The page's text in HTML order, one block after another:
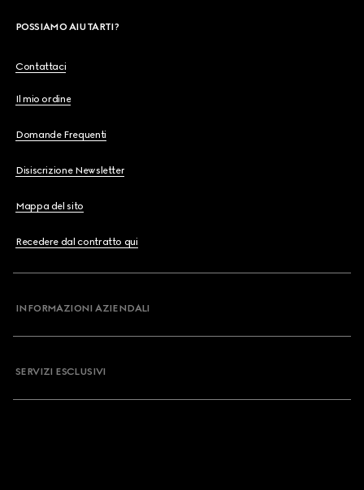
POSSIAMO AIUTARTI?
Contattaci
Il mio ordine
Domande Frequenti
Disiscrizione Newsletter
Mappa del sito
Recedere dal contratto qui
INFORMAZIONI AZIENDALI
SERVIZI ESCLUSIVI